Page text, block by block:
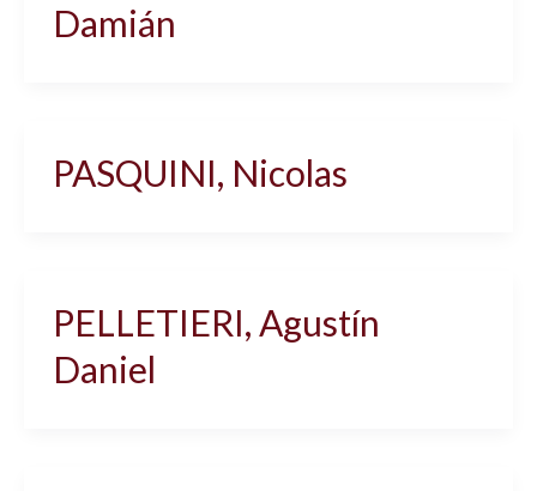
Damián
PASQUINI, Nicolas
PELLETIERI, Agustín
Daniel